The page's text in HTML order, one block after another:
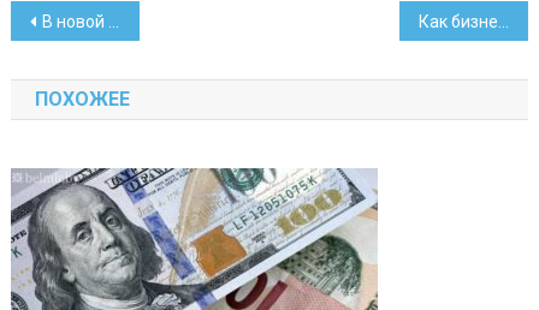
Навигация
по
записям
В новой комедии о «Евровидении» есть «белорусский номер»
ПОХОЖЕЕ